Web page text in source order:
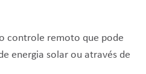
controle remoto que pode
energia solar ou através de